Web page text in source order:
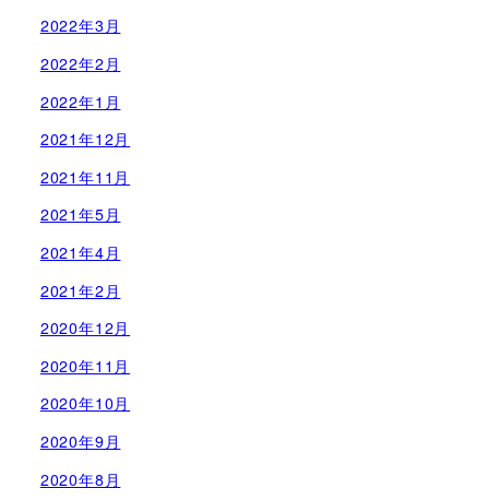
2022年3月
2022年2月
2022年1月
2021年12月
2021年11月
2021年5月
2021年4月
2021年2月
2020年12月
2020年11月
2020年10月
2020年9月
2020年8月